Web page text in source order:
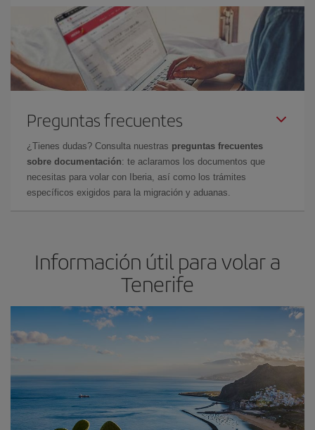
Preguntas frecuentes
¿Tienes dudas? Consulta nuestras preguntas frecuentes
sobre documentación: te aclaramos los documentos que
necesitas para volar con Iberia, así como los trámites
específicos exigidos para la migración y aduanas.
Información útil para volar a
Tenerife